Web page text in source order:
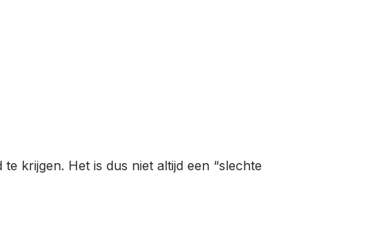
krijgen. Het is dus niet altijd een “slechte